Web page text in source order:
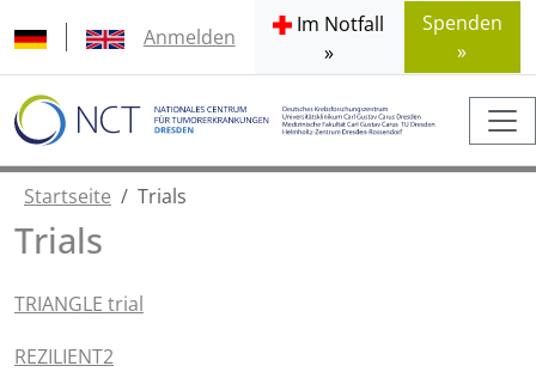
Anmelden
Im Notfall
»
Spenden
»
Startseite Trials
Trials
TRIANGLE trial
REZILIENT2